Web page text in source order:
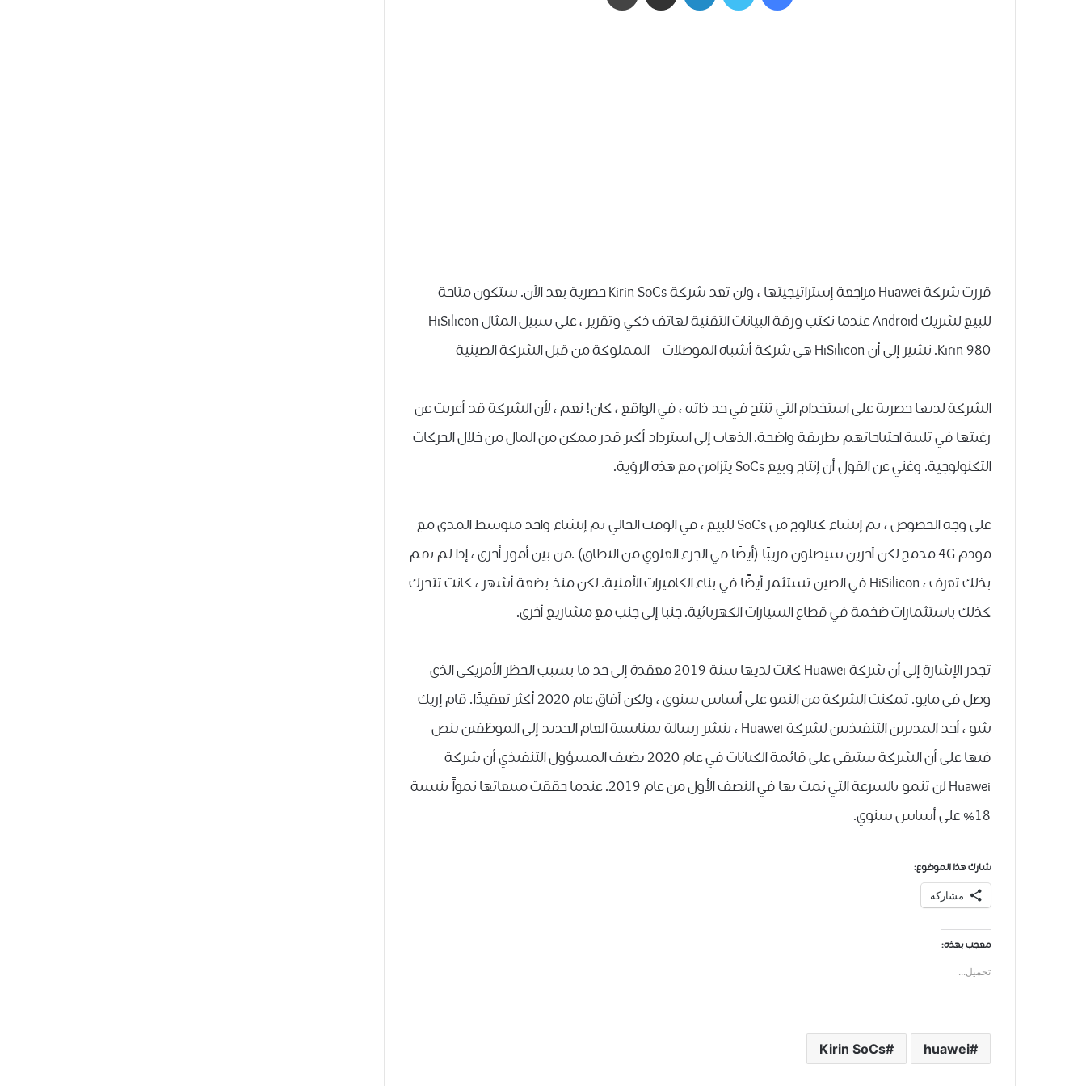
قررت شركة Huawei مراجعة إستراتيجيتها ، ولن تعد شركة Kirin SoCs حصرية بعد الآن. ستكون متاحة
للبيع لشريك Android عندما نكتب ورقة البيانات التقنية لهاتف ذكي وتقرير ، على سبيل المثال HiSilicon
Kirin 980. نشير إلى أن HiSilicon هي شركة أشباه الموصلات – المملوكة من قبل الشركة الصينية
الشركة لديها حصرية على استخدام التي تنتج في حد ذاته ، في الواقع ، كان! نعم ، لأن الشركة قد أعربت عن
رغبتها في تلبية احتياجاتهم بطريقة واضحة. الذهاب إلى استرداد أكبر قدر ممكن من المال من خلال الحركات
التكنولوجية. وغني عن القول أن إنتاج وبيع SoCs يتزامن مع هذه الرؤية.
على وجه الخصوص ، تم إنشاء كتالوج من SoCs للبيع ، في الوقت الحالي تم إنشاء واحد متوسط ​​المدى مع
مودم 4G مدمج لكن آخرين سيصلون قريبًا (أيضًا في الجزء العلوي من النطاق) .من بين أمور أخرى ، إذا لم تقم
بذلك تعرف ، HiSilicon في الصين تستثمر أيضًا في بناء الكاميرات الأمنية. لكن منذ بضعة أشهر ، كانت تتحرك
كذلك باستثمارات ضخمة في قطاع السيارات الكهربائية. جنبا إلى جنب مع مشاريع أخرى.
تجدر الإشارة إلى أن شركة Huawei كانت لديها سنة 2019 معقدة إلى حد ما بسبب الحظر الأمريكي الذي
وصل في مايو. تمكنت الشركة من النمو على أساس سنوي ، ولكن آفاق عام 2020 أكثر تعقيدًا. قام إريك
شو ، أحد المديرين التنفيذيين لشركة Huawei ، بنشر رسالة بمناسبة العام الجديد إلى الموظفين ينص
فيها على أن الشركة ستبقى على قائمة الكيانات في عام 2020 يضيف المسؤول التنفيذي أن شركة
Huawei لن تنمو بالسرعة التي نمت بها في النصف الأول من عام 2019. عندما حققت مبيعاتها نمواً بنسبة
18٪ على أساس سنوي.
شارك هذا الموضوع:
مشاركة
معجب بهذه:
تحميل...
huawei
Kirin SoCs